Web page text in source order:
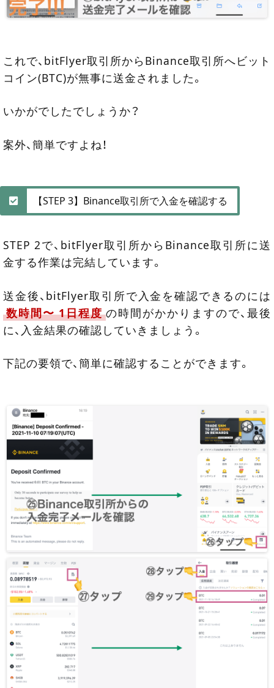
これで、bitFlyer取引所からBinance取引所へビット
コイン(BTC)が無事に送金されました。
いかがでしたでしょうか？
案外、簡単ですよね！
【STEP 3】Binance取引所で入金を確認する
STEP 2で、bitFlyer取引所からBinance取引所に送
金する作業は完結しています。
送金後、bitFlyer取引所で入金を確認できるのには
数時間〜 1日程度 の時間がかかりますので、最後
に、入金結果の確認していきましょう。
下記の要領で、簡単に確認することができます。